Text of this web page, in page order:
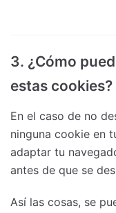
3. ¿Cómo
estas cookies?
En el caso de no
ninguna cookie en
adaptar tu
antes de que se
Así las cosas, se